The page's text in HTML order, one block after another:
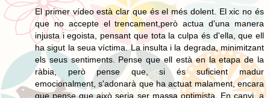
El primer vídeo està clar que és el més dolent. El xic no és
que no accepte el trencament,però actua d'una manera
injusta i egoista, pensant que tota la culpa és d'ella, que ell
ha sigut la seua víctima. La insulta i la degrada, minimitzant
els seus sentiments. Pense que ell està en la etapa de la
ràbia, però pense que, si és suficient madur
emocionalment, s'adonarà que ha actuat malament, encara
que pense que això seria ser massa optimista. En canvi, a